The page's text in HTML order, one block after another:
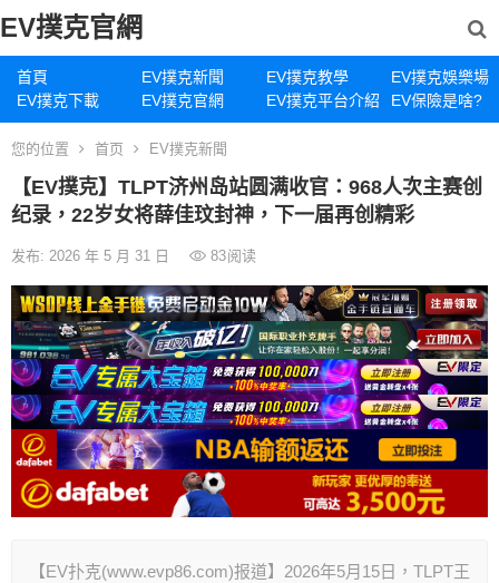
EV撲克官網
首頁 EV撲克新聞 EV撲克教學
EV撲克娛樂場
EV撲克下載
EV撲克官網 EV撲克平台介紹 EV保險是啥?
您的位置 首页 EV撲克新聞
【EV撲克】TLPT济州岛站圆满收官：968人次主赛创
纪录，22岁女将薛佳玟封神，下一届再创精彩
发布: 2026 年 5 月 31 日 83阅读
【EV扑克(www.evp86.com)报道】2026年5月15日，TLPT王